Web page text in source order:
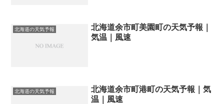
北海道の天気予報
北海道余市町美園町の天気予報｜
気温｜風速
北海道の天気予報
北海道余市町港町の天気予報｜気
温｜風速